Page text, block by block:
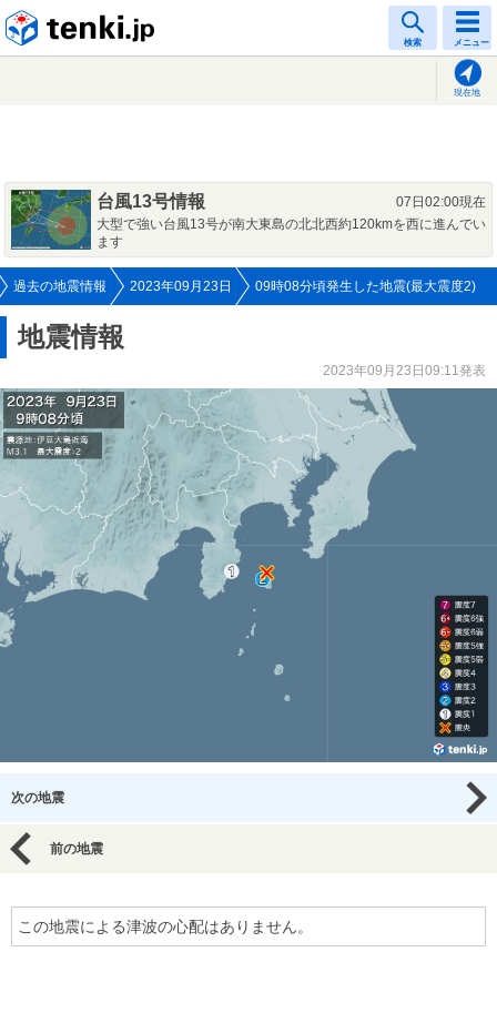
検索 メニュー
現在地
台風13号情報
07日02:00現在
大型で強い台風13号が南大東島の北北西約120kmを西に進んでい
ます
過去の地震情報 2023年09月23日 09時08分頃発生した地震(最大震度2)
地震情報
2023年09月23日09:11発表
次の地震
前の地震
この地震による津波の心配はありません。